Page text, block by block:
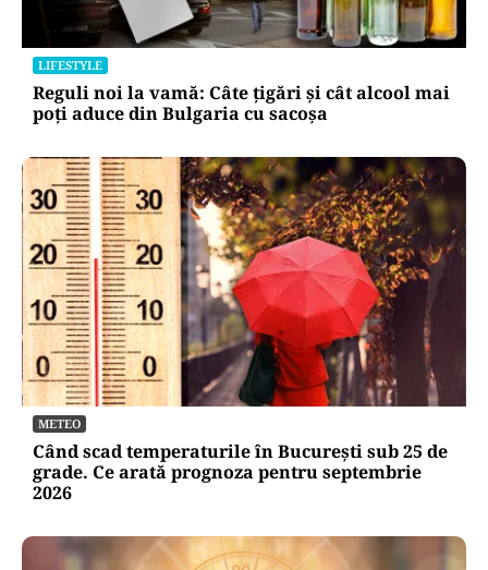
LIFESTYLE
Reguli noi la vamă: Câte țigări și cât alcool mai
poți aduce din Bulgaria cu sacoșa
METEO
Când scad temperaturile în București sub 25 de
grade. Ce arată prognoza pentru septembrie
2026